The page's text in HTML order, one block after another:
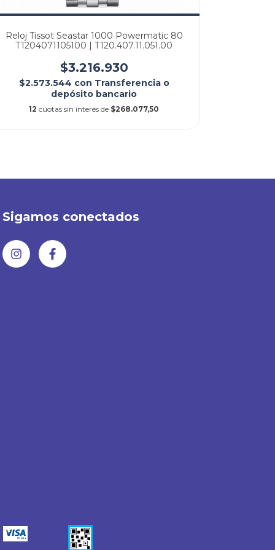
Reloj Tissot Seastar 1000 Powermatic 80
T1204071105100 | T120.407.11.051.00
$3.216.930
$2.573.544 con Transferencia o
depósito bancario
12 cuotas sin interés de $268.077,50
Sigamos conectados